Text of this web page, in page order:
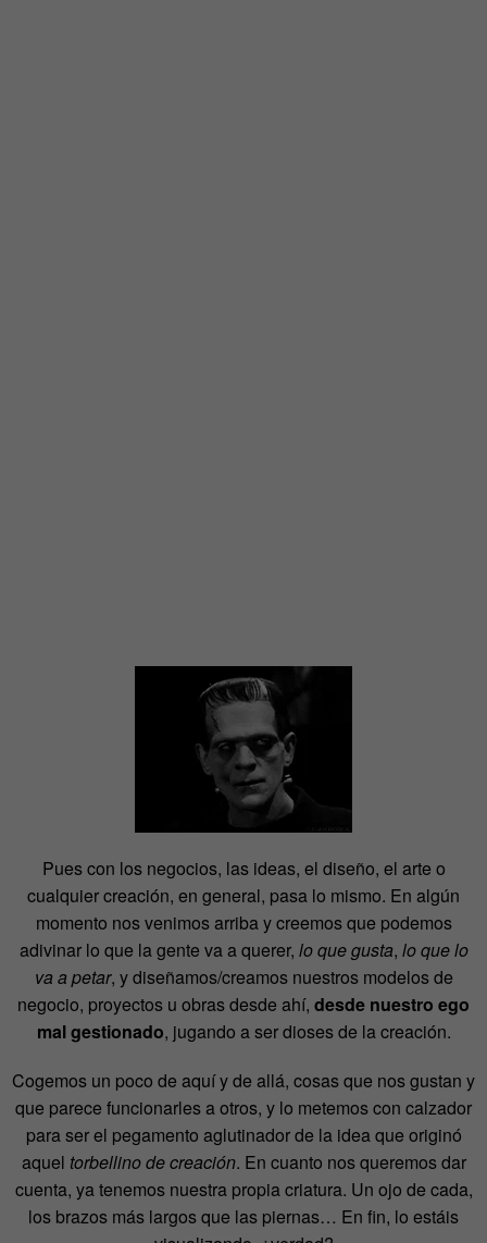
Pues con los negocios, las ideas, el diseño, el arte o
cualquier creación, en general, pasa lo mismo. En algún
momento nos venimos arriba y creemos que podemos
adivinar lo que la gente va a querer, lo que gusta, lo que lo
va a petar, y diseñamos/creamos nuestros modelos de
negocio, proyectos u obras desde ahí, desde nuestro ego
mal gestionado, jugando a ser dioses de la creación.
Cogemos un poco de aquí y de allá, cosas que nos gustan y
que parece funcionarles a otros, y lo metemos con calzador
para ser el pegamento aglutinador de la idea que originó
aquel torbellino de creación. En cuanto nos queremos dar
cuenta, ya tenemos nuestra propia criatura. Un ojo de cada,
los brazos más largos que las piernas… En fin, lo estáis